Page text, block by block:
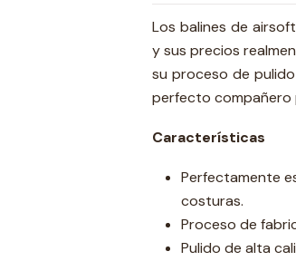
Los balines de
y sus precios
su proceso de
perfecto compañero
Características
Perfectamente
costuras.
Proceso de
Pulido de alta